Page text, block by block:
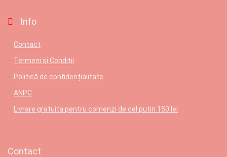
Info
Contact
Termeni si Conditii
Politică de confidențialitate
ANPC
Livrare gratuita pentru comenzi de cel putin 150 lei
Contact